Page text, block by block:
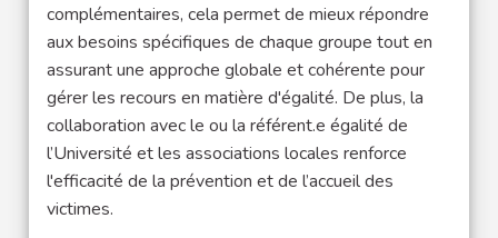
complémentaires, cela permet de mieux répondre
aux besoins spécifiques de chaque groupe tout en
assurant une approche globale et cohérente pour
gérer les recours en matière d'égalité. De plus, la
collaboration avec le ou la référent.e égalité de
l’Université et les associations locales renforce
l'efficacité de la prévention et de l’accueil des
victimes.